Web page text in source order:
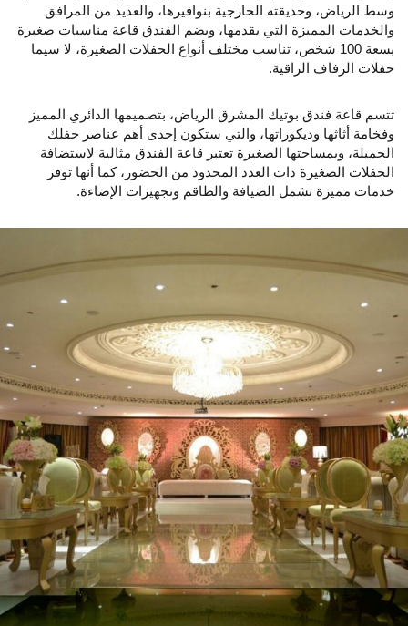
وسط الرياض، وحديقته الخارجية بنوافيرها، والعديد من المرافق
والخدمات المميزة التي يقدمها، ويضم الفندق قاعة مناسبات صغيرة
بسعة 100 شخص، تناسب مختلف أنواع الحفلات الصغيرة، لا سيما
حفلات الزفاف الراقية.
تتسم قاعة فندق بوتيك المشرق الرياض، بتصميمها الدائري المميز
وفخامة أثاثها وديكوراتها، والتي ستكون إحدى أهم عناصر حفلك
الجميلة، وبمساحتها الصغيرة تعتبر قاعة الفندق مثالية لاستضافة
الحفلات الصغيرة ذات العدد المحدود من الحضور، كما أنها توفر
خدمات مميزة تشمل الضيافة والطاقم وتجهيزات الإضاءة.